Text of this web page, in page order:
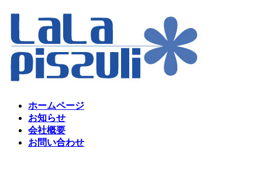
コ
テ
ン
ツ
へ
ナ
ゲ
ー
シ
ョ
ホームページ
お知らせ
会社概要
お問い合わせ